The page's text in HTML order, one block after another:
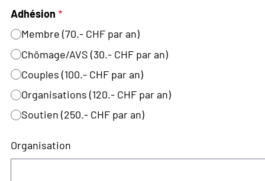
Adhésion
Membre (70.- CHF par an)
Chômage/AVS (30.- CHF par an)
Couples (100.- CHF par an)
Organisations (120.- CHF par an)
Soutien (250.- CHF par an)
Organisation